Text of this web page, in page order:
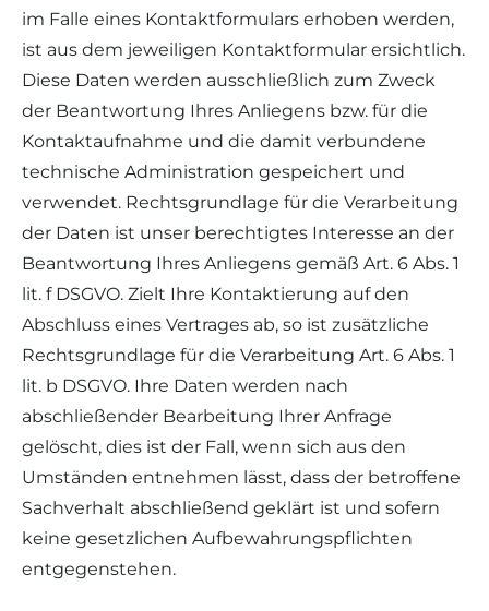
im Falle eines Kontaktformulars erhoben werden,
ist aus dem jeweiligen Kontaktformular ersichtlich.
Diese Daten werden ausschließlich zum Zweck
der Beantwortung Ihres Anliegens bzw. für die
Kontaktaufnahme und die damit verbundene
technische Administration gespeichert und
verwendet. Rechtsgrundlage für die Verarbeitung
der Daten ist unser berechtigtes Interesse an der
Beantwortung Ihres Anliegens gemäß Art. 6 Abs. 1
lit. f DSGVO. Zielt Ihre Kontaktierung auf den
Abschluss eines Vertrages ab, so ist zusätzliche
Rechtsgrundlage für die Verarbeitung Art. 6 Abs. 1
lit. b DSGVO. Ihre Daten werden nach
abschließender Bearbeitung Ihrer Anfrage
gelöscht, dies ist der Fall, wenn sich aus den
Umständen entnehmen lässt, dass der betroffene
Sachverhalt abschließend geklärt ist und sofern
keine gesetzlichen Aufbewahrungspflichten
entgegenstehen.